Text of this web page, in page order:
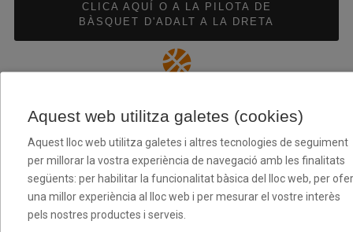
CLICA AQUÍ O A LA PILOTA DE
BÀSQUET D'ADALT A LA DRETA
Aquest web utilitza galetes (cookies)
Aquest lloc web utilitza galetes i altres tecnologies de seguiment
per millorar la vostra experiència de navegació amb les finalitats
següents: per habilitar la funcionalitat bàsica del lloc web, per
una millor experiència al lloc web i per mesurar el vostre interès
pels nostres productes i serveis.